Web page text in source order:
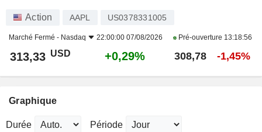
Action AAPL US0378331005
Marché Fermé - Nasdaq 22:00:00 07/08/2026 Pré-ouverture 13:18:56
313,33 USD +0,29% 308,78 -1,45%
Graphique
Durée Période